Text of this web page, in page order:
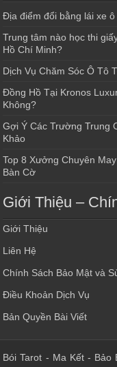
Địa điểm đổi bằng lái xe
Trung tâm nào học thi
Hồ Chí Minh?
Dịch Vụ Chăm Sóc Ô Tô
Đồng Hồ Tại Kronos
Không?
Gợi Ý Các Trường Trung
Khảo
Top 8 Xưởng Chuyên
Bàn Cờ
Giới Thiệu –
Giới Thiệu
Liên Hệ
Chính Sách Bảo Mật và
Điều Khoản Dịch Vụ
Bản Quyền Bài Viết
Bói Tarot - Ma Kết- Bảo